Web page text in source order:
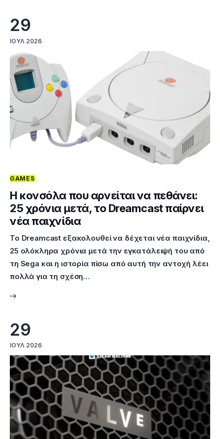
29
ΙΟΎΛ 2026
GAMES
Η κονσόλα που αρνείται να πεθάνει:
25 χρόνια μετά, το Dreamcast παίρνει
νέα παιχνίδια
Το Dreamcast εξακολουθεί να δέχεται νέα παιχνίδια,
25 ολόκληρα χρόνια μετά την εγκατάλειψή του από
τη Sega και η ιστορία πίσω από αυτή την αντοχή λέει
πολλά για τη σχέση…
29
ΙΟΎΛ 2026